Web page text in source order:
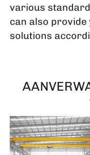
various
can also provide
solutions